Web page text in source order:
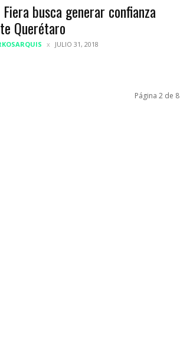
Fiera busca generar confianza
Querétaro
JULIO 31, 2018
Página 2 de 8